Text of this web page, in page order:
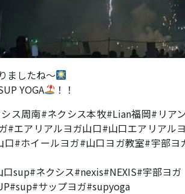
ましたね〜
YOGA
！！
ス周南#ネクシス本牧#Lian福岡#リア
#エアリアルヨガ山口#山口エアリアル
口#ホイールヨガ#山口ヨガ教室#宇部
口sup#ネクシス#nexis#NEXIS#宇部ヨガ
サップヨガ#supyoga